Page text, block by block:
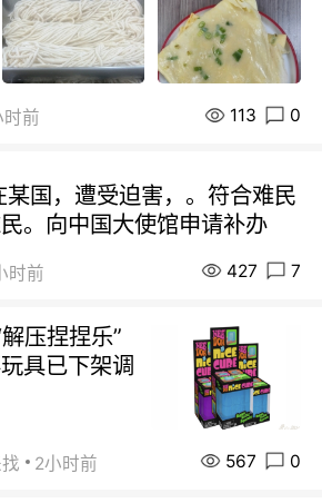
时前 113 0
国，遭受迫害，。符合难民
。向中国大使馆申请补办
时前 427 7
压捏捏乐”
具已下架调
2小时前 567 0